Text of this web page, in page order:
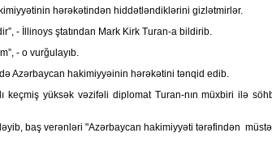
hərəkətindən hiddətləndiklərini gizlətmirlər.
- İllinoys ştatından Mark Kirk Turan-a bildirib.
- o vurğulayıb.
Azərbaycan hakimiyyəinin hərəkətini tənqid edib.
yüksək vəzifəli diplomat Turan-nın müxbiri ilə
baş verənləri "Azərbaycan hakimiyyəti tərəfindən